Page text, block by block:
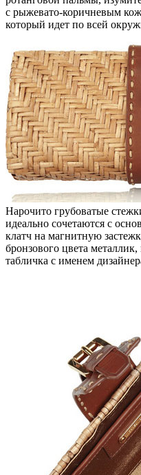
с рыжевато-коричневым
который идет по всей
Нарочито грубоватые
идеально сочетаются с
клатч на магнитную
бронзового цвета
табличка с именем